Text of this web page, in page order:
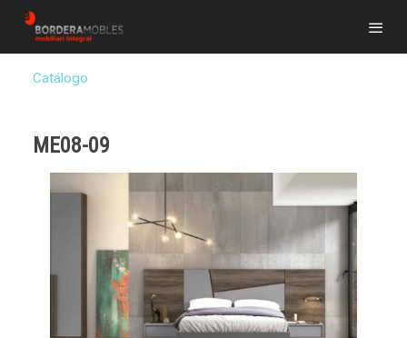
Catálogo
ME08-09